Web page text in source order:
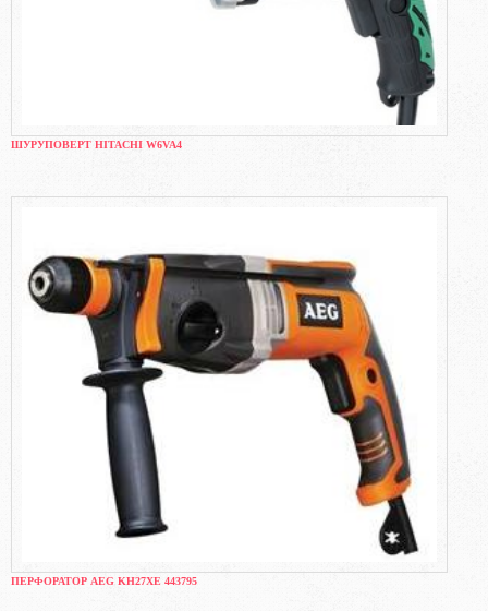
ШУРУПОВЕРТ HITACHI W6VA4
ПЕРФОРАТОР AEG KH27XE 443795